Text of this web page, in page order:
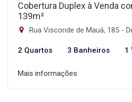
Cobertura Duplex à Venda
139m²
Rua Visconde de Mauá, 185 - Duque
2 Quartos 3 Banheiros 1
Mais informações